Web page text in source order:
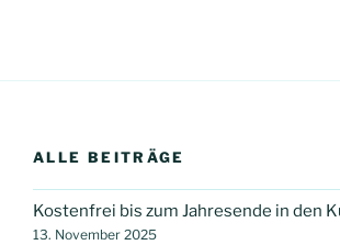
ALLE BEITRÄGE
Kostenfrei bis zum Jahresende in den
13. November 2025